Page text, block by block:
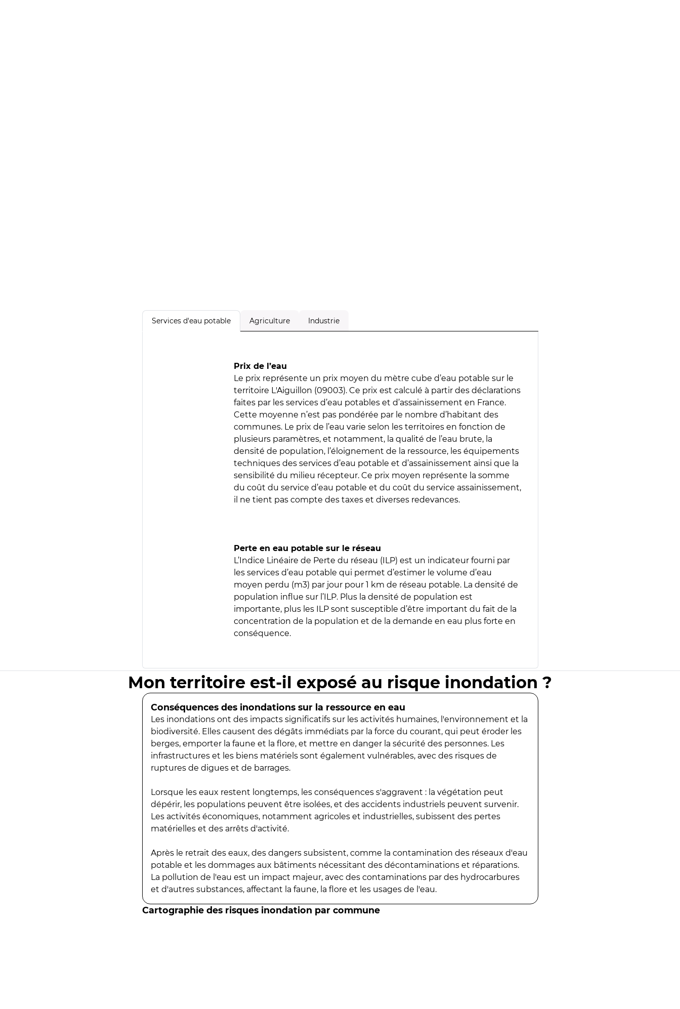
Services d'eau potable Agriculture Industrie
Prix de l’eau
Le prix représente un prix moyen du mètre cube d’eau potable sur le
territoire L'Aiguillon (09003). Ce prix est calculé à partir des déclarations
faites par les services d’eau potables et d’assainissement en France.
Cette moyenne n’est pas pondérée par le nombre d’habitant des
communes. Le prix de l’eau varie selon les territoires en fonction de
plusieurs paramètres, et notamment, la qualité de l’eau brute, la
densité de population, l’éloignement de la ressource, les équipements
techniques des services d’eau potable et d’assainissement ainsi que la
sensibilité du milieu récepteur. Ce prix moyen représente la somme
du coût du service d’eau potable et du coût du service assainissement,
il ne tient pas compte des taxes et diverses redevances.
Perte en eau potable sur le réseau
L’Indice Linéaire de Perte du réseau (ILP) est un indicateur fourni par
les services d’eau potable qui permet d’estimer le volume d’eau
moyen perdu (m3) par jour pour 1 km de réseau potable. La densité de
population influe sur l’ILP. Plus la densité de population est
importante, plus les ILP sont susceptible d’être important du fait de la
concentration de la population et de la demande en eau plus forte en
conséquence.
Mon territoire est-il exposé au risque inondation ?
Conséquences des inondations sur la ressource en eau
Les inondations ont des impacts significatifs sur les activités humaines, l'environnement et la
biodiversité. Elles causent des dégâts immédiats par la force du courant, qui peut éroder les
berges, emporter la faune et la flore, et mettre en danger la sécurité des personnes. Les
infrastructures et les biens matériels sont également vulnérables, avec des risques de
ruptures de digues et de barrages.
Lorsque les eaux restent longtemps, les conséquences s'aggravent : la végétation peut
dépérir, les populations peuvent être isolées, et des accidents industriels peuvent survenir.
Les activités économiques, notamment agricoles et industrielles, subissent des pertes
matérielles et des arrêts d'activité.
Après le retrait des eaux, des dangers subsistent, comme la contamination des réseaux d'eau
potable et les dommages aux bâtiments nécessitant des décontaminations et réparations.
La pollution de l'eau est un impact majeur, avec des contaminations par des hydrocarbures
et d'autres substances, affectant la faune, la flore et les usages de l'eau.
Cartographie des risques inondation par commune